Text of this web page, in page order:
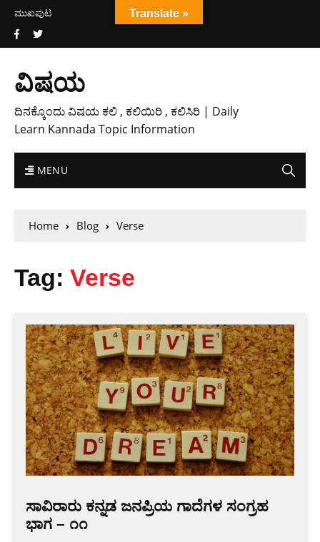
ಮುಖಪುಟ
ವಿಷಯ
ದಿನಕ್ಕೊಂದು ವಿಷಯ ಕಲಿ , ಕಲಿಯಿರಿ , ಕಲಿಸಿರಿ | Daily
Learn Kannada Topic Information
MENU
Home Blog Verse
Tag: Verse
ಸಾವಿರಾರು ಕನ್ನಡ ಜನಪ್ರಿಯ ಗಾದೆಗಳ ಸಂಗ್ರಹ
ಭಾಗ – ೧೧
Translate »